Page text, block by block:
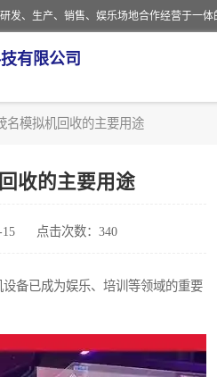
有限公司
名模拟机回收的主要用途
收的主要用途
点击次数：340
备已成为娱乐、培训等领域的重要